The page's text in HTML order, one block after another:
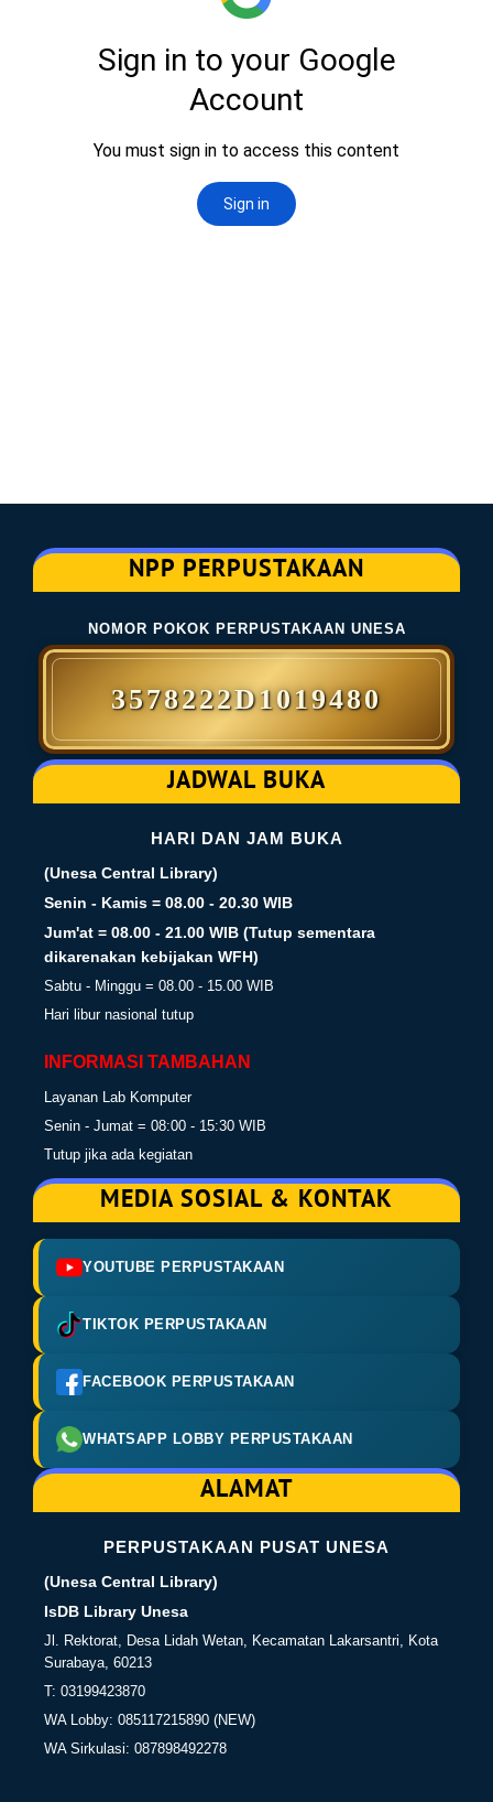
NPP PERPUSTAKAAN
NOMOR POKOK PERPUSTAKAAN UNESA
3578222D1019480
JADWAL BUKA
HARI DAN JAM BUKA
(Unesa Central Library)
Senin - Kamis = 08.00 - 20.30 WIB
Jum'at = 08.00 - 21.00 WIB (Tutup sementara
dikarenakan kebijakan WFH)
Sabtu - Minggu = 08.00 - 15.00 WIB
Hari libur nasional tutup
INFORMASI TAMBAHAN
Layanan Lab Komputer
Senin - Jumat = 08:00 - 15:30 WIB
Tutup jika ada kegiatan
MEDIA SOSIAL & KONTAK
YOUTUBE PERPUSTAKAAN
TIKTOK PERPUSTAKAAN
FACEBOOK PERPUSTAKAAN
WHATSAPP LOBBY PERPUSTAKAAN
ALAMAT
PERPUSTAKAAN PUSAT UNESA
(Unesa Central Library)
IsDB Library Unesa
Jl. Rektorat, Desa Lidah Wetan, Kecamatan Lakarsantri, Kota
Surabaya, 60213
T: 03199423870
WA Lobby: 085117215890 (NEW)
WA Sirkulasi: 087898492278